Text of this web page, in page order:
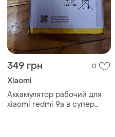
349 грн 0
Xiaomi
Аккамулятор рабочий для
xiaomi redmi 9a в супер